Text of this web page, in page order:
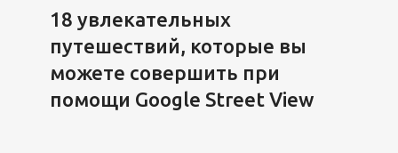
18 увлекательных
путешествий, которые вы
можете совершить при
помощи Google Street View